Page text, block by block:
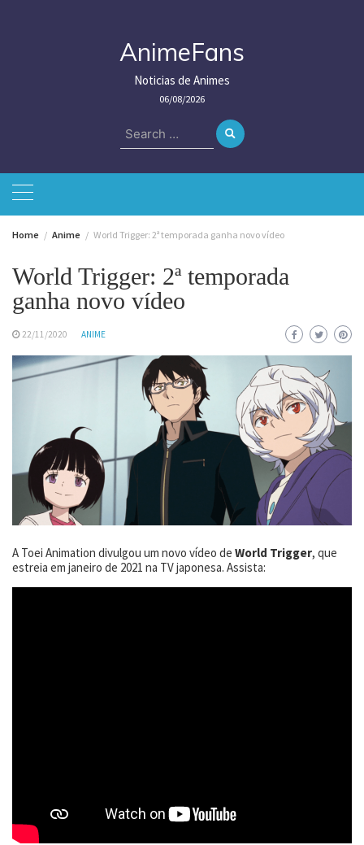
AnimeFans
Noticias de Animes
06/08/2026
Search
for:
Home Anime World Trigger: 2ª temporada ganha novo vídeo
World Trigger: 2ª temporada
ganha novo vídeo
22/11/2020 ANIME
A Toei Animation divulgou um novo vídeo de World Trigger, que
estreia em janeiro de 2021 na TV japonesa. Assista: